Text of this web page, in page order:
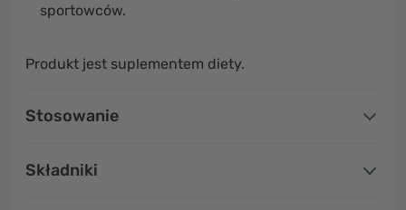
sportowców.
Produkt jest suplementem diety.
Stosowanie
Składniki